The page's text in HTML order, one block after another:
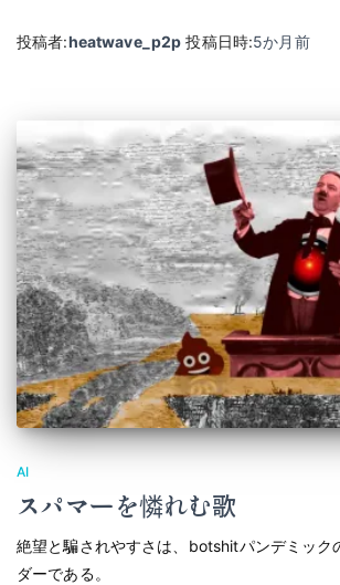
投稿者:heatwave_p2p 投稿日時:5か月 前
AI
スパマーを憐れむ歌
絶望と騙されやすさは、botshitパンデミック
ダーである。